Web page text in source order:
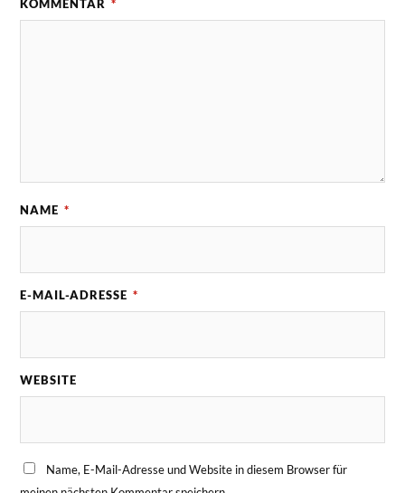
KOMMENTAR *
NAME *
E-MAIL-ADRESSE *
WEBSITE
Name, E-Mail-Adresse und Website in diesem Browser für